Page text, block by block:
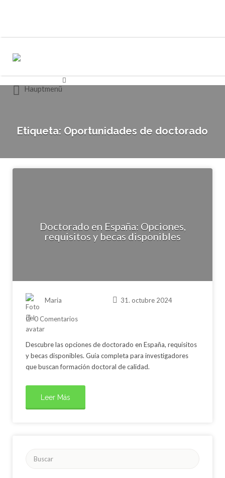
por:
Hauptmenü
Etiqueta: Oportunidades de doctorado
Doctorado en España: Opciones,
requisitos y becas disponibles
Maria 31. octubre 2024
0 Comentarios
Descubre las opciones de doctorado en España, requisitos
y becas disponibles. Guía completa para investigadores
que buscan formación doctoral de calidad.
Leer Más